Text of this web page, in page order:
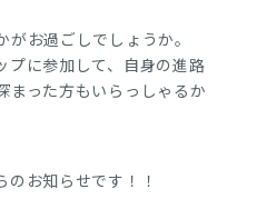
お過ごしでしょうか。
プに参加して、自身の進路
まった方もいらっしゃるか
のお知らせです！！